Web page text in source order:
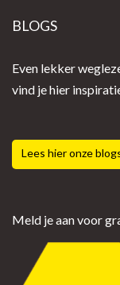
BLOGS
Even lekker
vind je hier
Lees hier onze
Meld je aan voor